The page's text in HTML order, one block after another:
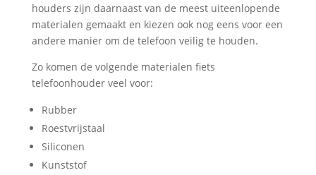
houders zijn daarnaast van de meest uiteenlopende
materialen gemaakt en kiezen ook nog eens voor een
andere manier om de telefoon veilig te houden.
Zo komen de volgende materialen fiets
telefoonhouder veel voor:
Rubber
Roestvrijstaal
Siliconen
Kunststof